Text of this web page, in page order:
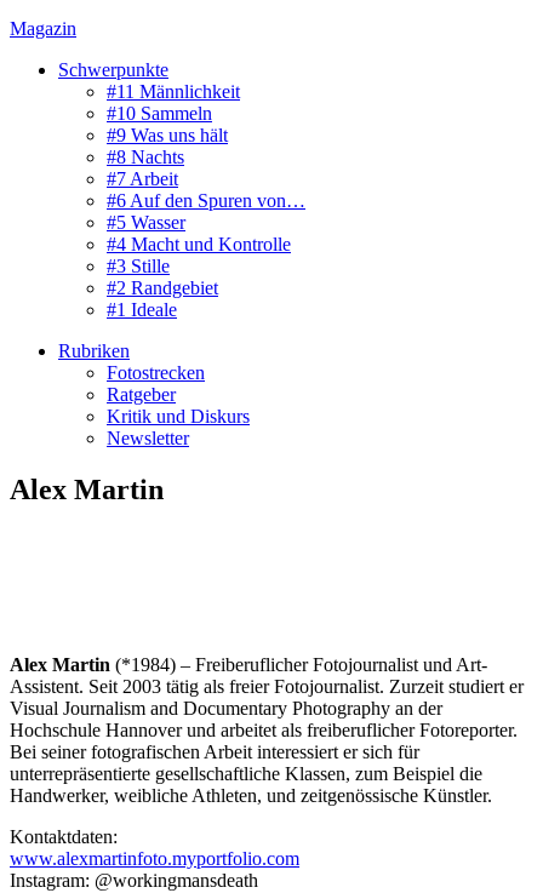
Magazin
Schwerpunkte
#11 Männlichkeit
#10 Sammeln
#9 Was uns hält
#8 Nachts
#7 Arbeit
#6 Auf den Spuren von…
#5 Wasser
#4 Macht und Kontrolle
#3 Stille
#2 Randgebiet
#1 Ideale
Rubriken
Fotostrecken
Ratgeber
Kritik und Diskurs
Newsletter
Alex Martin
Alex Martin (*1984) – Freiberuflicher Fotojournalist und Art-
Assistent. Seit 2003 tätig als freier Fotojournalist. Zurzeit studiert er
Visual Journalism and Documentary Photography an der
Hochschule Hannover und arbeitet als freiberuflicher Fotoreporter.
Bei seiner fotografischen Arbeit interessiert er sich für
unterrepräsentierte gesellschaftliche Klassen, zum Beispiel die
Handwerker, weibliche Athleten, und zeitgenössische Künstler.
Kontaktdaten:
www.alexmartinfoto.myportfolio.com
Instagram: @workingmansdeath